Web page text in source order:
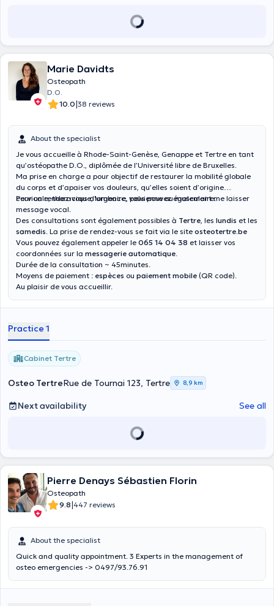
Marie Davidts
Osteopath
D.O.
10.0|38 reviews
About the specialist
Je vous accueille à Rhode-Saint-Genèse, Genappe et Tertre en tant
qu’ostéopathe D.O., diplômée de l’Université libre de Bruxelles.
Ma prise en charge a pour objectif de restaurer la mobilité globale
du corps et d’apaiser vos douleurs, qu’elles soient d’origine
cervicale, thoracique, lombaire, pelvienne ou musculaire.
Pour un rendez-vous d'urgence, vous pouvez également me laisser
message vocal.
Des consultations sont également possibles à Tertre, les lundis et les
samedis. La prise de rendez-vous se fait via le site osteotertre.be
Vous pouvez également appeler le 065 14 04 38 et laisser vos
coordonnées sur la messagerie automatique.
Durée de la consultation ~ 45minutes.
Moyens de paiement : espèces ou paiement mobile (QR code).
Au plaisir de vous accueillir.
Practice 1
Cabinet Tertre
Osteo TertreRue de Tournai 123, Tertre 8,9 km
Next availability See all
Pierre Denays Sébastien Florin
Osteopath
9.8|447 reviews
About the specialist
Quick and quality appointment. 3 Experts in the management of
osteo emergencies -> 0497/93.76.91